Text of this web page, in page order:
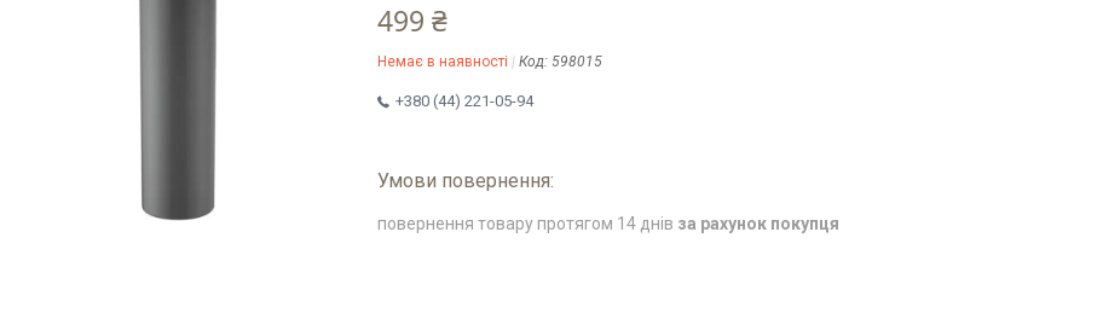
499 ₴
Немає в наявності Код: 598015
+380 (44) 221-05-94
повернення товару протягом 14 днів за рахунок покупця